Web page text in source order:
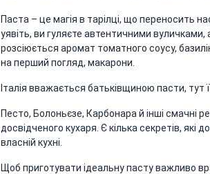
Паста – це магія в тарілці, що переносить
уявіть, ви гуляєте автентичними
розсіюється аромат томатного соусу,
на перший погляд, макарони.
Італія вважається батьківщиною пасти, тут
Песто, Болоньєзе, Карбонара й інші смачні
досвідченого кухаря. Є кілька секретів,
власній кухні.
Щоб приготувати ідеальну пасту важливо